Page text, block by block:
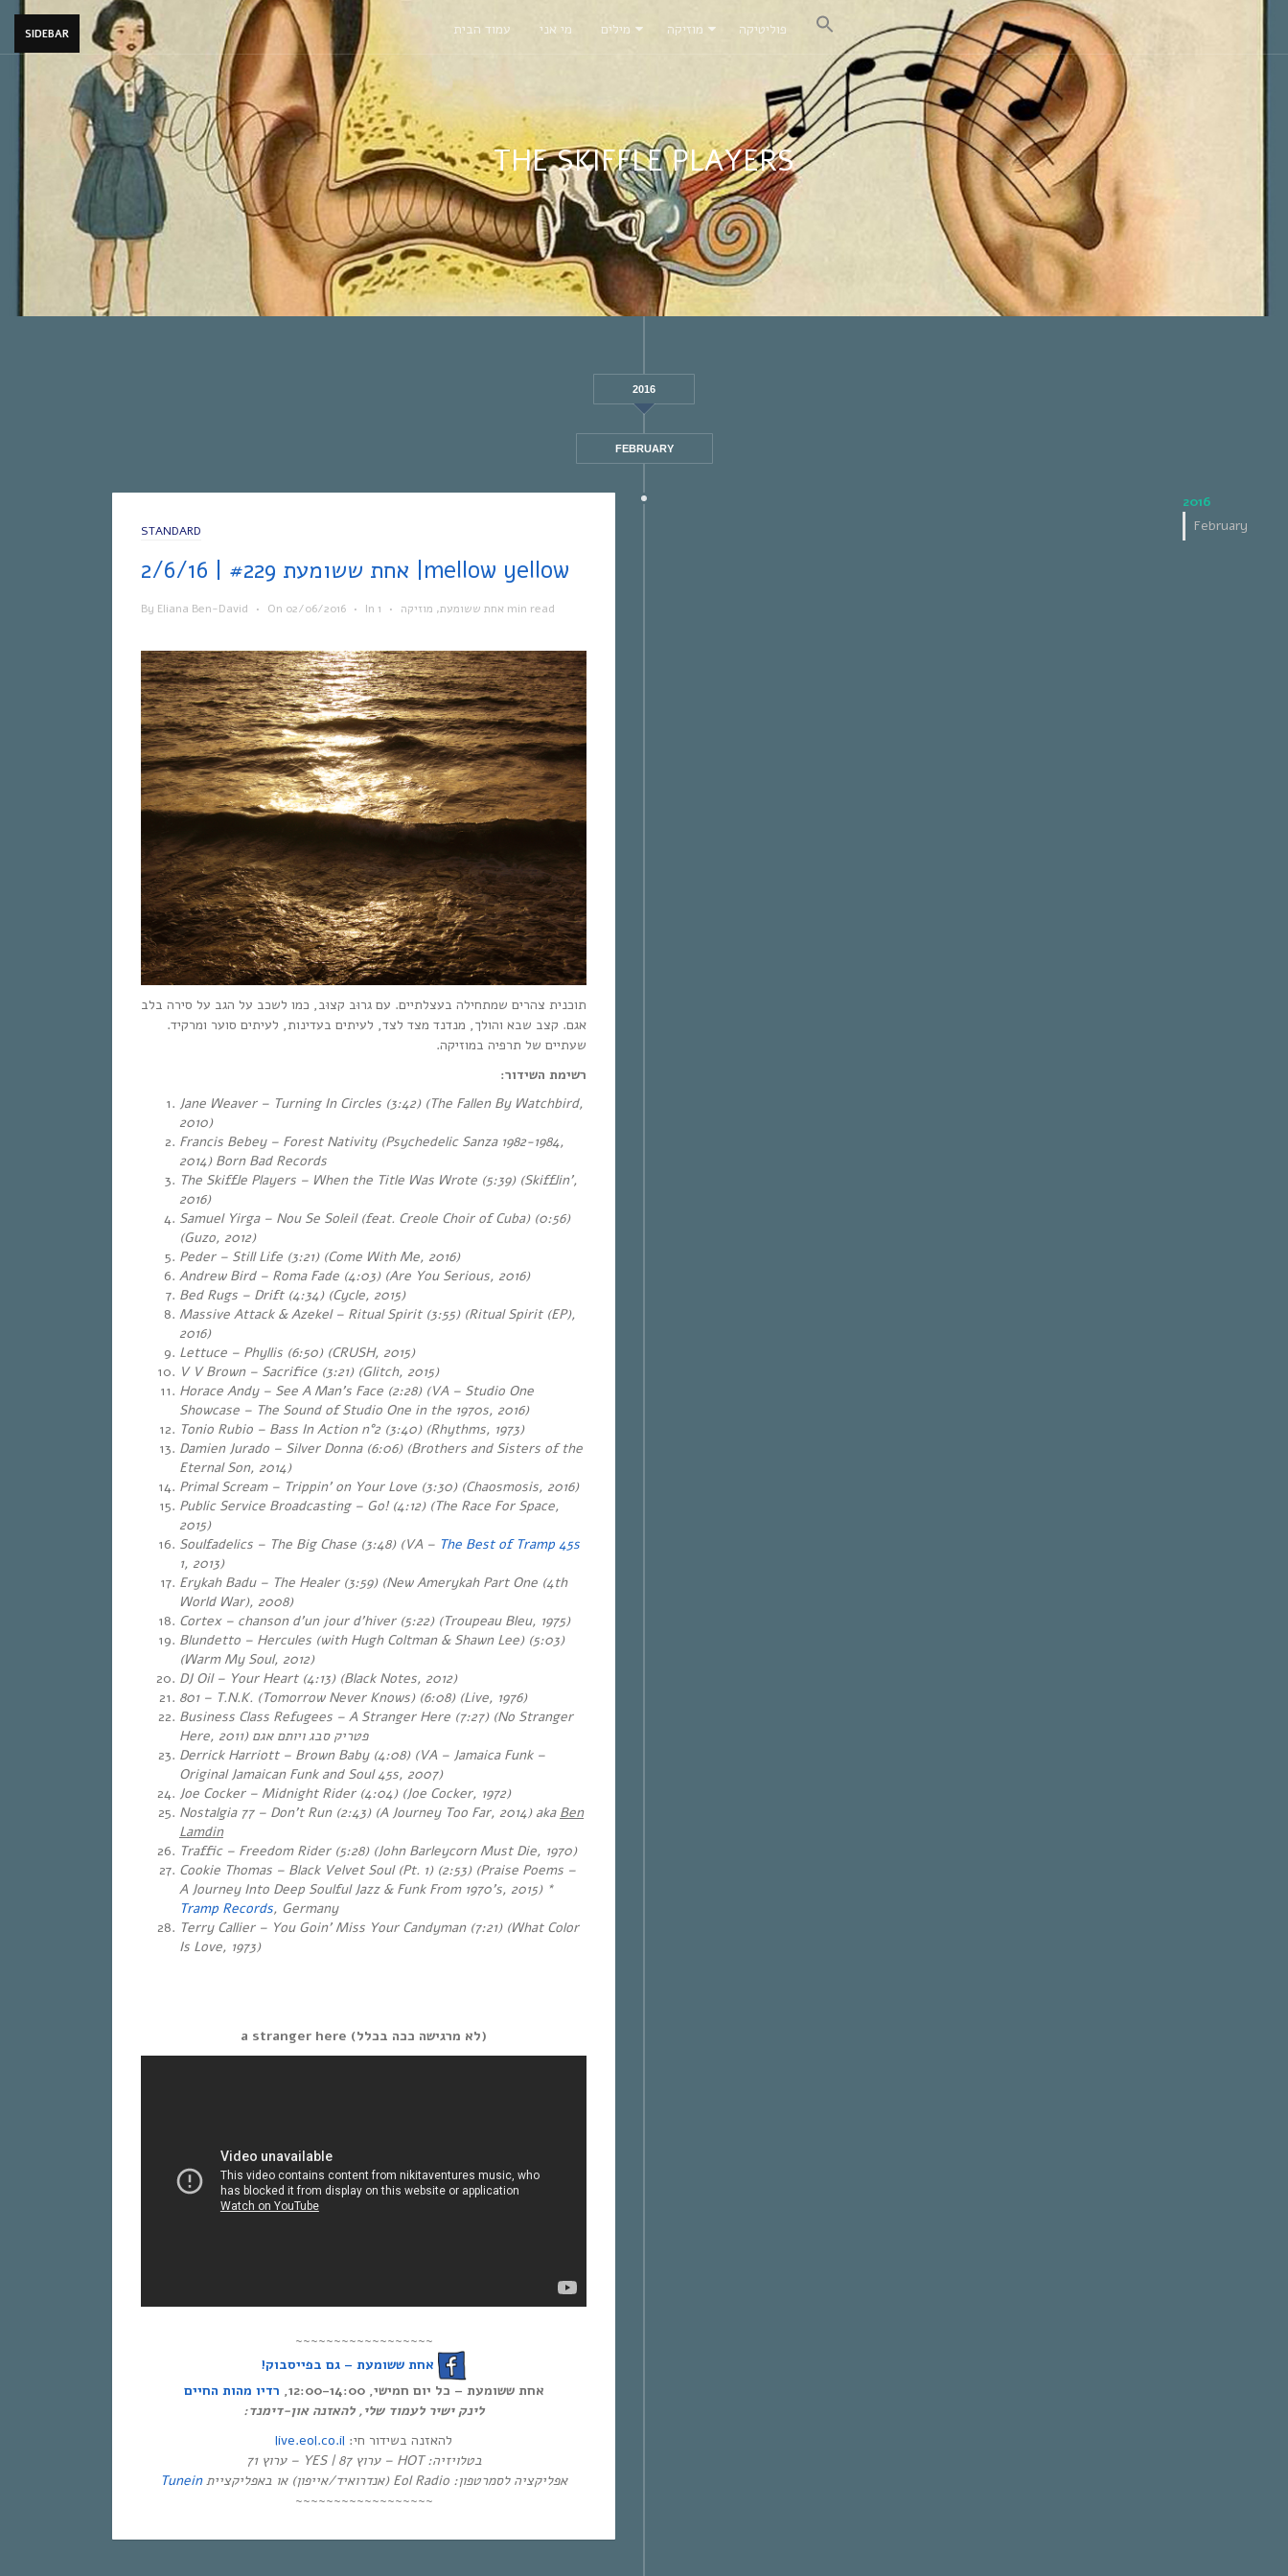
SIDEBAR עמוד הבית מי אני מילים מוזיקה פוליטיקה
THE SKIFFLE PLAYERS
2016
FEBRUARY
2016
February
STANDARD
אחת ששומעת #229 | 2/6/16 |mellow yellow
By Eliana Ben-David • On 02/06/2016 • In אחת ששומעת, מוזיקה • 1 min read
תוכנית צהרים שמתחילה בעצלתיים. עם גרוּב קצוּב,​ כמו לשכב על הגב על סירה בלב
אגם. קצב שבא והולך, מנדנד מצד לצד, לעיתים בעדינות, לעיתים סוער ומרקיד.
שעתיים של תרפיה במוזיקה.
רשימת השידור:
Jane Weaver – Turning In Circles (3:42) (The Fallen By Watchbird,
2010)
Francis Bebey – Forest Nativity (Psychedelic Sanza 1982-1984,
2014) Born Bad Records
The Skiffle Players – When the Title Was Wrote (5:39) (Skifflin’,
2016)
Samuel Yirga – Nou Se Soleil (feat. Creole Choir of Cuba) (0:56)
(Guzo, 2012)
Peder – Still Life (3:21) (Come With Me, 2016)
Andrew Bird – Roma Fade (4:03) (Are You Serious, 2016)
Bed Rugs – Drift (4:34) (Cycle, 2015)
Massive Attack & Azekel – Ritual Spirit (3:55) (Ritual Spirit (EP),
2016)
Lettuce – Phyllis (6:50) (CRUSH, 2015)
V V Brown – Sacrifice (3:21) (Glitch, 2015)
Horace Andy – See A Man’s Face (2:28) (VA – Studio One
Showcase – The Sound of Studio One in the 1970s, 2016)
Tonio Rubio – Bass In Action n°2 (3:40) (Rhythms, 1973)
Damien Jurado – Silver Donna (6:06) (Brothers and Sisters of the
Eternal Son, 2014)
Primal Scream – Trippin’ on Your Love (3:30) (Chaosmosis, 2016)
Public Service Broadcasting – Go! (4:12) (The Race For Space,
2015)
Soulfadelics – The Big Chase (3:48) (VA – The Best of Tramp 45s
1, 2013)
Erykah Badu – The Healer (3:59) (New Amerykah Part One (4th
World War), 2008)
Cortex – chanson d’un jour d’hiver (5:22) (Troupeau Bleu, 1975)
Blundetto – Hercules (with Hugh Coltman & Shawn Lee) (5:03)
(Warm My Soul, 2012)
DJ Oil – Your Heart (4:13) (Black Notes, 2012)
801 – T.N.K. (Tomorrow Never Knows) (6:08)(Live, 1976)
Business Class Refugees – A Stranger Here (7:27) (No Stranger
Here, 2011) פטריק סבג ויותם אגם
Derrick Harriott – Brown Baby (4:08) (VA – Jamaica Funk –
Original Jamaican Funk and Soul 45s, 2007)
Joe Cocker – Midnight Rider (4:04) (Joe Cocker, 1972)
Nostalgia 77 – Don’t Run (2:43) (A Journey Too Far, 2014) aka Ben
Lamdin
Traffic – Freedom Rider (5:28) (John Barleycorn Must Die, 1970)
Cookie Thomas – Black Velvet Soul (Pt. 1) (2:53) (Praise Poems –
A Journey Into Deep Soulful Jazz & Funk From 1970’s, 2015) *
Tramp Records, Germany
Terry Callier – You Goin’ Miss Your Candyman (7:21) (What Color
Is Love, 1973)
a stranger here (לא מרגישה ככה בכלל)
~~~~~~~~~~~~~~~~~~
אחת ששומעת – גם בפייסבוק!
אחת ששומעת – כל יום חמישי, 12:00-14:00,
רדיו מהות החיים
לינק ישיר לעמוד שלי, להאזנה און-דימנד:
להאזנה בשידור חי: live.eol.co.il
בטלויזיה: HOT – ערוץ 87 | YES – ערוץ 71
אפליקציה לסמרטפון: Eol Radio (אנדרואיד/אייפון) או באפליקציית
Tunein
~~~~~~~~~~~~~~~~~~